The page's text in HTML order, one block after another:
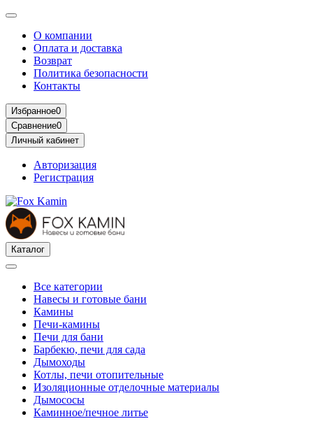
О компании
Оплата и доставка
Возврат
Политика безопасности
Контакты
Избранное0
Сравнение0
Личный кабинет
Авторизация
Регистрация
Каталог
Все категории
Навесы и готовые бани
Камины
Печи-камины
Печи для бани
Барбекю, печи для сада
Дымоходы
Котлы, печи отопительные
Изоляционные отделочные материалы
Дымососы
Каминное/печное литье